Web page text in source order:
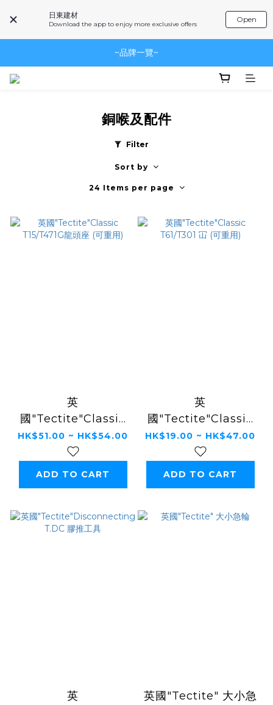
日東建材
Download the app to enjoy more exclusive offers
Open
眾多產品未能盡錄，歡迎聯絡我們查詢及訂購~
眾多產品未能盡錄，歡迎聯絡我們查詢及訂購~
~品牌一覽~
眾多產品未能盡錄，歡迎聯絡我們查詢及訂購~
銅喉及配件
Filter
Sort by
24 Items per page
英
國"Tectite"Classic
T15/T471G龍頭座 (可
重用)
HK$51.00 ~ HK$54.00
ADD TO CART
英
國"Tectite"Classic
T61/T301 冚 (可重用)
HK$19.00 ~ HK$47.00
ADD TO CART
英
英國"Tectite" 大小急